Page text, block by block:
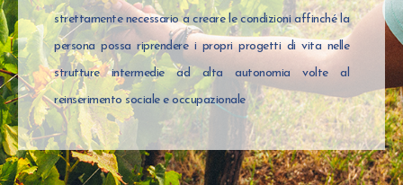
strettamente necessario a creare le condizioni affinché la
persona possa riprendere i propri progetti di vita nelle
strutture intermedie ad alta autonomia volte al
reinserimento sociale e occupazionale